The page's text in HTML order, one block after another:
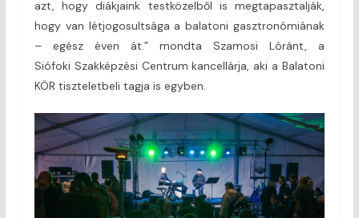
azt, hogy diákjaink testközelből is megtapasztalják,
hogy van létjogosultsága a balatoni gasztronómiának
– egész éven át.” mondta Szamosi Lóránt, a
Siófoki Szakképzési Centrum kancellárja, aki a Balatoni
KÖR tiszteletbeli tagja is egyben.